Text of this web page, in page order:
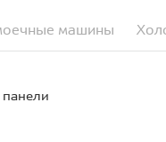
машины